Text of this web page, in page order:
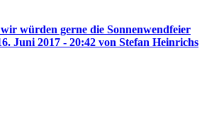
würden gerne die Sonnenwendfeier
Juni 2017 - 20:42 von Stefan Heinrichs